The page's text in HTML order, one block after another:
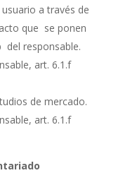
a través de
que se ponen
del responsable.
art. 6.1.f
de mercado.
art. 6.1.f